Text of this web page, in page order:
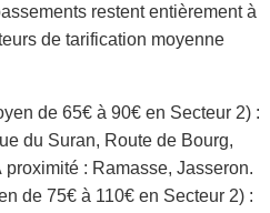
restent entièrement à
de tarification moyenne
de 65€ à 90€ en Secteur 2) :
du Suran, Route de Bourg,
: Ramasse, Jasseron.
de 75€ à 110€ en Secteur 2) :